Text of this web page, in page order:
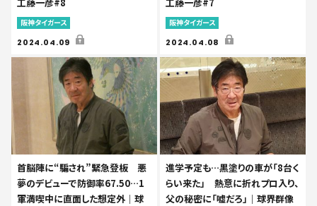
阪神タイガース
2024.04.09
阪神タイガース
2024.04.08
首脳陣に“騙され”緊急登板 悪
夢のデビューで防御率67.50…1
軍満喫中に直面した想定外｜球
進学予定も…黒塗りの車が「8台く
らい来た」 熱意に折れプロ入り、
父の秘密に「嘘だろ」｜球界群像